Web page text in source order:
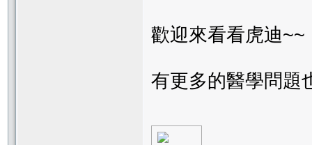
歡迎來看看虎迪~~
有更多的醫學問題